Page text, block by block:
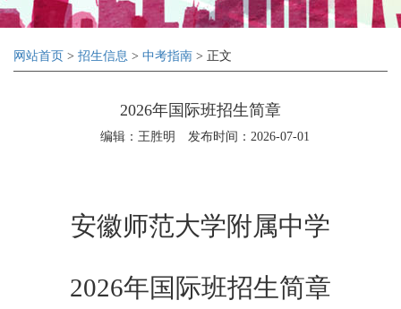
网站首页 > 招生信息 > 中考指南 > 正文
2026年国际班招生简章
编辑：王胜明 发布时间：2026-07-01
安徽师范大学附属中学
2026年国际班招生简章